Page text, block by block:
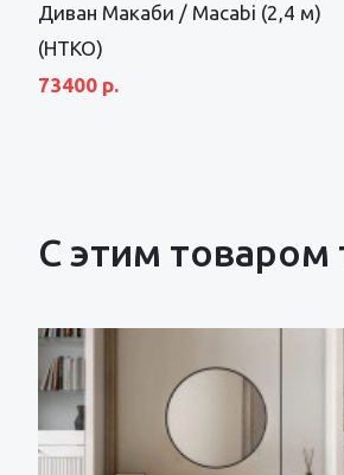
Диван Макаби / Macabi (2,4 м)
(НТКО)
73400 р.
С этим товаром